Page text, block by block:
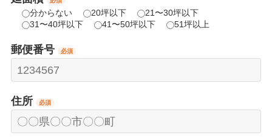
分からない 20坪以下
21〜30坪以下
31〜40坪以下
41〜50坪以下 51坪以上
郵便番号 必須
住所 必須